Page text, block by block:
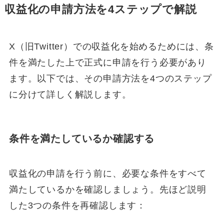
収益化の申請方法を4ステップで解説
X（旧Twitter）での収益化を始めるためには、条
件を満たした上で正式に申請を行う必要があり
ます。以下では、その申請方法を4つのステップ
に分けて詳しく解説します。
条件を満たしているか確認する
収益化の申請を行う前に、必要な条件をすべて
満たしているかを確認しましょう。先ほど説明
した3つの条件を再確認します：